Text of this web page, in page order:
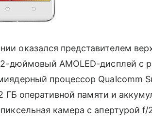
оказался представителем
дюймовый AMOLED-дисплей с
процессор Qualcomm
ГБ оперативной памяти и
камера с апертурой